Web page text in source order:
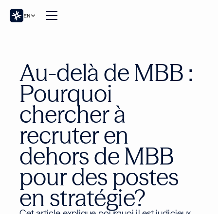
EN
Au-delà de MBB :
Pourquoi
chercher à
recruter en
dehors de MBB
pour des postes
en stratégie?